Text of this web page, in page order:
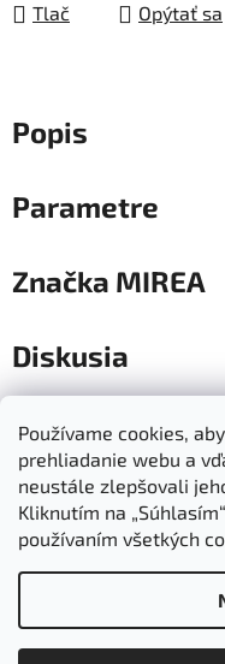
Používame cookies,
prehliadanie webu a
neustále zlepšovali
Kliknutím na
používaním všetkých
Tlač Opýtať sa
Popis
Parametre
Značka MIREA
Diskusia
Dokumenty na
Obchodné
Kontakty
Ošetrovanie a